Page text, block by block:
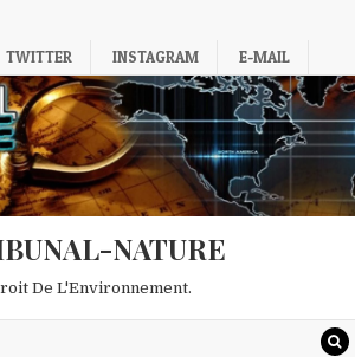
TWITTER INSTAGRAM E-MAIL
NATURE
De L'Environnement.